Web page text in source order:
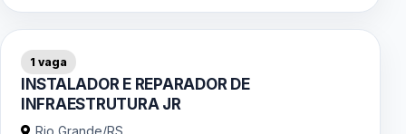
1 vaga
INSTALADOR E REPARADOR DE
INFRAESTRUTURA JR
Rio Grande/RS